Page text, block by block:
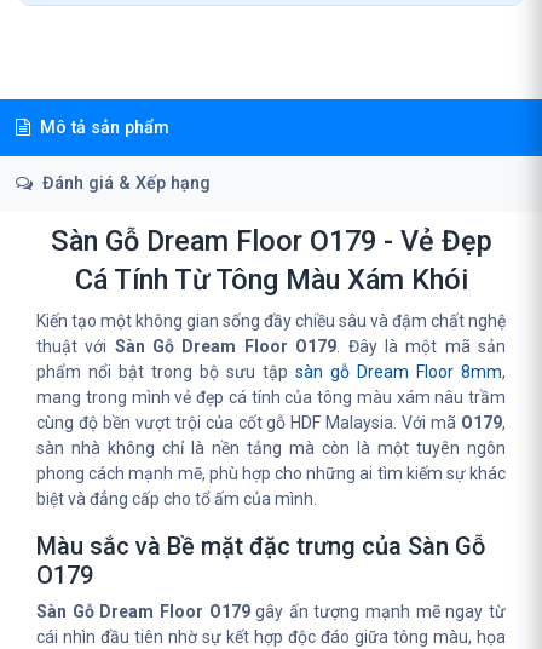
Mô tả sản phẩm
Đánh giá & Xếp hạng
Sàn Gỗ Dream Floor O179 - Vẻ Đẹp
Cá Tính Từ Tông Màu Xám Khói
Kiến tạo một không gian sống đầy chiều sâu và đậm chất nghệ
thuật với Sàn Gỗ Dream Floor O179 . Đây là một mã sản
phẩm nổi bật trong bộ sưu tập sàn gỗ Dream Floor 8mm,
mang trong mình vẻ đẹp cá tính của tông màu xám nâu trầm
cùng độ bền vượt trội của cốt gỗ HDF Malaysia. Với mã O179,
sàn nhà không chỉ là nền tảng mà còn là một tuyên ngôn
phong cách mạnh mẽ, phù hợp cho những ai tìm kiếm sự khác
biệt và đẳng cấp cho tổ ấm của mình.
Màu sắc và Bề mặt đặc trưng của Sàn Gỗ
O179
Sàn Gỗ Dream Floor O179gây ấn tượng mạnh mẽ ngay từ
cái nhìn đầu tiên nhờ sự kết hợp độc đáo giữa tông màu, họa